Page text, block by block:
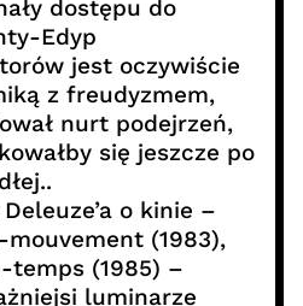
dostępu do
Edyp
jest oczywiście
z freudyzmem,
nurt podejrzeń,
się jeszcze po
o kinie –
mouvement (1983),
temps (1985) –
luminarze